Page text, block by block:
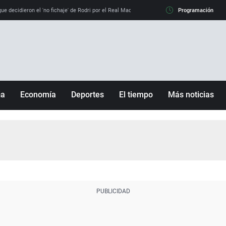
decidieron el 'no fichaje' de Rodri por el Real Madrid y su 'sí' al Barça La llamada
Programación
Economía Deportes El tiempo Más noticias